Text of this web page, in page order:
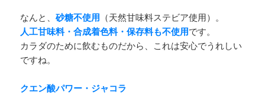
なんと、砂糖不使用 （天然甘味料ステビア使用）。
人工甘味料・合成着色料・保存料も不使用です。
カラダのために飲むものだから、これは安心でうれしい
ですね。
クエン酸パワー・ジャコラ